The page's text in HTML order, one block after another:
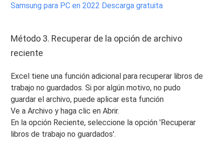
Samsung para PC en 2022 Descarga gratuita
Método 3. Recuperar de la opción de archivo
reciente
Excel tiene una función adicional para recuperar libros de
trabajo no guardados. Si por algún motivo, no pudo
guardar el archivo, puede aplicar esta función
Ve a Archivo y haga clic en Abrir.
En la opción Reciente, seleccione la opción 'Recuperar
libros de trabajo no guardados'.